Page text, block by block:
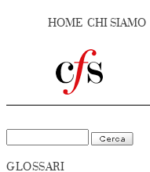
HOME CHI SIAMO
GLOSSARI